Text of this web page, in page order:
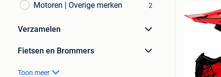
Motoren | Overige merken 2
Verzamelen
Fietsen en Brommers
Toon meer